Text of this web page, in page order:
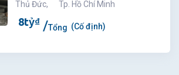
Thất Cao Cấp
Thủ Đức, Tp. Hồ Chí Minh
8tỷ₫ Tổng (Cố định)